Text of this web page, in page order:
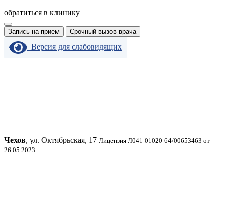
обратиться в клинику
Запись на прием Срочный вызов врача
Версия для слабовидящих
Чехов, ул. Октябрьская, 17 Лицензия Л041-01020-64/00653463 от
26.05.2023